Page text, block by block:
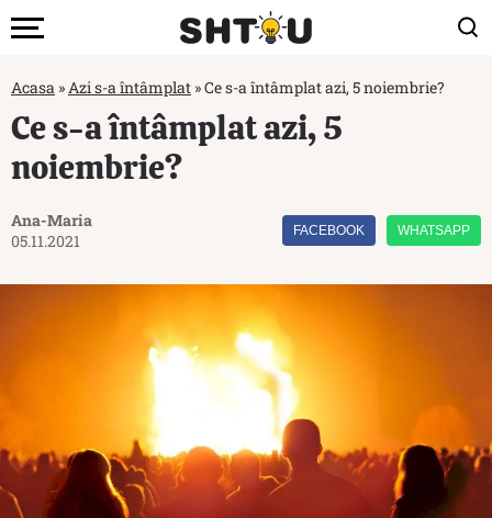
Acasa »Azi s-a întâmplat »Ce s-a întâmplat azi, 5 noiembrie?
Ce s-a întâmplat azi, 5
noiembrie?
Ana-Maria
05.11.2021
FACEBOOK WHATSAPP